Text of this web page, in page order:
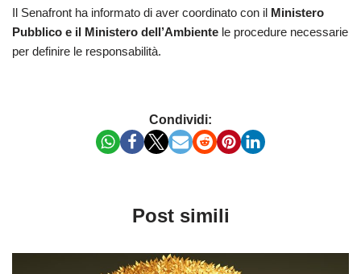
Il Senafront ha informato di aver coordinato con il Ministero
Pubblico e il Ministero dell’Ambiente le procedure necessarie
per definire le responsabilità.
Condividi:
Post simili